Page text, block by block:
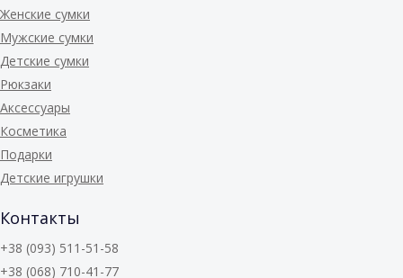
Женские сумки
Мужские сумки
Детские сумки
Рюкзаки
Аксессуары
Косметика
Подарки
Детские игрушки
Контакты
+38 (093) 511-51-58
+38 (068) 710-41-77